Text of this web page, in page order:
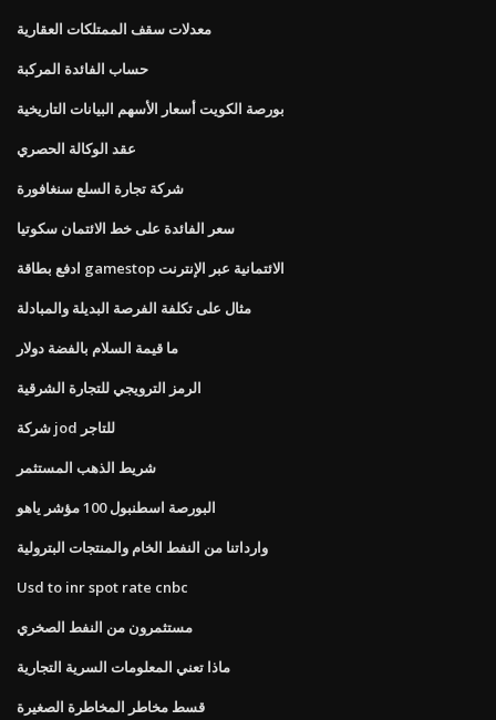
معدلات سقف الممتلكات العقارية
حساب الفائدة المركبة
بورصة الكويت أسعار الأسهم البيانات التاريخية
عقد الوكالة الحصري
شركة تجارة السلع سنغافورة
سعر الفائدة على خط الائتمان سكوتيا
ادفع بطاقة gamestop الائتمانية عبر الإنترنت
مثال على تكلفة الفرصة البديلة والمبادلة
ما قيمة السلام بالفضة دولار
الرمز الترويجي للتجارة الشرقية
شركة jod للتاجر
شريط الذهب المستثمر
البورصة اسطنبول 100 مؤشر ياهو
وارداتنا من النفط الخام والمنتجات البترولية
Usd to inr spot rate cnbc
مستثمرون من النفط الصخري
ماذا تعني المعلومات السرية التجارية
قسط مخاطر المخاطرة الصغيرة